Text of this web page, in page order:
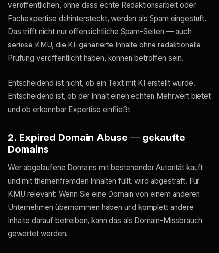
veröffentlichen, ohne dass echte Redaktionsarbeit oder
Fachexpertise dahintersteckt, werden als Spam eingestuft.
Das trifft nicht nur offensichtliche Spam-Seiten — auch
seriöse KMU, die KI-generierte Inhalte ohne redaktionelle
Prüfung veröffentlicht haben, können betroffen sein.
Entscheidend ist nicht, ob ein Text mit KI erstellt wurde.
Entscheidend ist, ob der Inhalt einen echten Mehrwert bietet
und ob erkennbar Expertise einfließt.
2. Expired Domain Abuse — gekaufte
Domains
Wer abgelaufene Domains mit bestehender Autorität kauft
und mit themenfremden Inhalten füllt, wird abgestraft. Für
KMU relevant: Wenn Sie eine Domain von einem anderen
Unternehmen übernommen haben und komplett andere
Inhalte darauf betreiben, kann das als Domain-Missbrauch
gewertet werden.